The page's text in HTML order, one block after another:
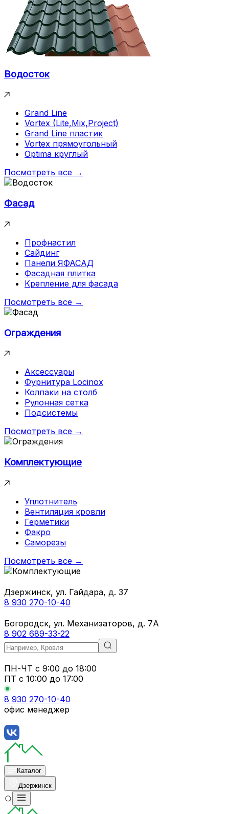
Водосток
Grand Line
Vortex (Lite,Mix,Project)
Grand Line пластик
Vortex прямоугольный
Optima круглый
Посмотреть все →
Фасад
Профнастил
Сайдинг
Панели ЯФАСАД
Фасадная плитка
Крепление для фасада
Посмотреть все →
Ограждения
Аксессуары
Фурнитура Locinox
Колпаки на столб
Рулонная сетка
Подсистемы
Посмотреть все →
Комплектующие
Уплотнитель
Вентиляция кровли
Герметики
Факро
Саморезы
Посмотреть все →
Дзержинск, ул. Гайдара, д. 37
8 930 270-10-40
Богородск, ул. Механизаторов, д. 7А
8 902 689-33-22
ПН-ЧТ с 9:00 до 18:00
ПТ с 10:00 до 17:00
8 930 270-10-40
офис менеджер
Каталог
Дзержинск